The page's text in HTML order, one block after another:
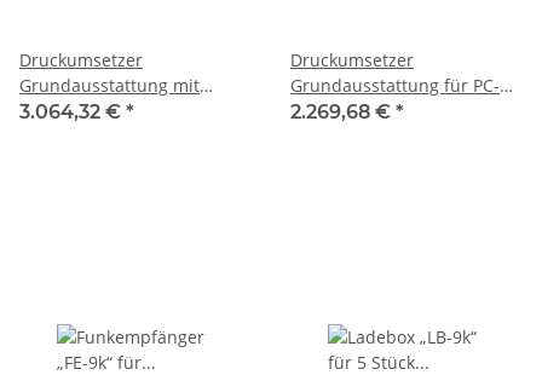
Druckumsetzer
Grundausstattung mit
Digitalanzeige,
3.064,32 € *
Druckumsetzer
Grundausstattung für PC-
Anzeige Lieferumfang:
2.269,68 € *